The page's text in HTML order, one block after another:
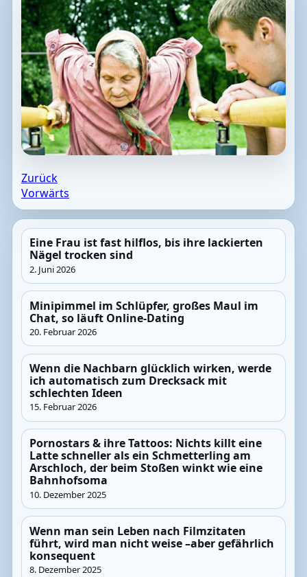
Zurück
Vorwärts
Eine Frau ist fast hilflos, bis ihre lackierten
Nägel trocken sind
2. Juni 2026
Minipimmel im Schlüpfer, großes Maul im
Chat, so läuft Online-Dating
20. Februar 2026
Wenn die Nachbarn glücklich wirken, werde
ich automatisch zum Drecksack mit
schlechten Ideen
15. Februar 2026
Pornostars & ihre Tattoos: Nichts killt eine
Latte schneller als ein Schmetterling am
Arschloch, der beim Stoßen winkt wie eine
Bahnhofsoma
10. Dezember 2025
Wenn man sein Leben nach Filmzitaten
führt, wird man nicht weise –aber gefährlich
konsequent
8. Dezember 2025